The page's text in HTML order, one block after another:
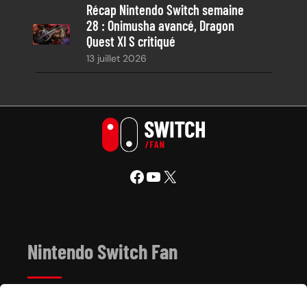
Récap Nintendo Switch semaine
28 : Onimusha avancé, Dragon
Quest XI S critiqué
13 juillet 2026
Facebook YouTube X
Nintendo Switch Fan